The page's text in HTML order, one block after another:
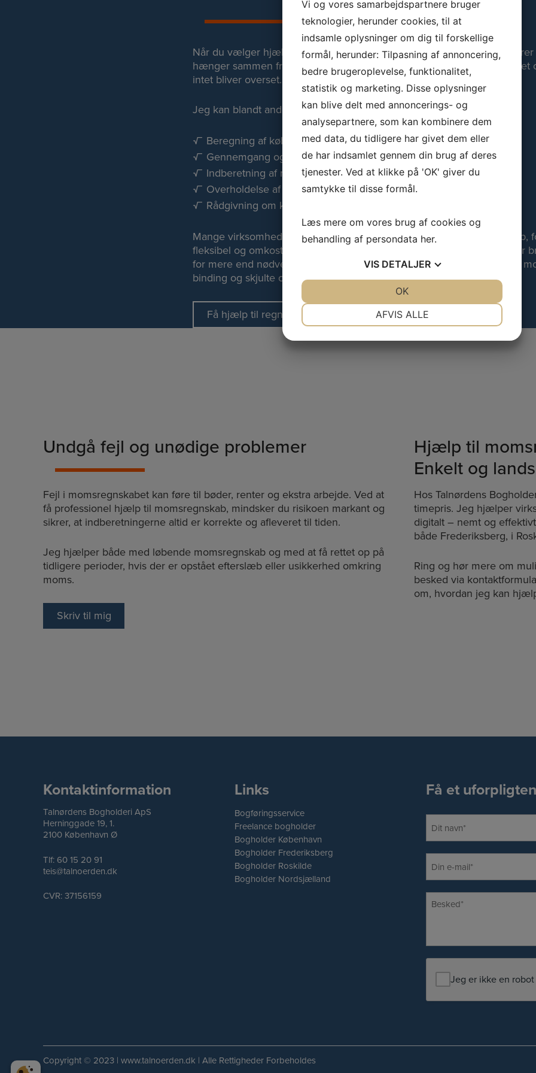
Når du vælger hjælp til momsregnskab hos Talnørdens Bogholderi, sikrer
hænger sammen fra bogføring til indberetning. Jeg arbejder struktureret
intet bliver overset.
Jeg kan blandt andet hjælpe med:
Beregning af købsmoms og salgsmoms
Gennemgang og afstemning af moms
Indberetning af moms
Overholdelse af momsfrister
Rådgivning om korrekt momshåndtering
Mange virksomheder vælger enfreelance bogholder
til momsregnskab,
fleksibel og omkostningseffektiv løsning. Du betaler kun for den tid, der
for mere end nødvendigt. Jeg tager enfast timepris på 399 kr.
ekskl.
binding og skjulte omkostninger.
Få hjælp til regnskabet
Undgå fejl og unødige problemer
Fejl i momsregnskabet kan føre til bøder, renter og ekstra arbejde. Ved at
få professionel hjælp til momsregnskab, mindsker du risikoen markant og
sikrer, at indberetningerne altid er korrekte og afleveret til tiden.
Jeg hjælper både med løbende momsregnskab og med at få rettet op på
tidligere perioder, hvis der er opstået efterslæb eller usikkerhed omkring
moms.
Skriv til mig
Hjælp til
Enkelt og
Hos Talnørdens
timepris. Jeg hjælper
digitalt – nemt og
både Frederiksberg, i
Ring og hør mere om
besked via
om, hvordan jeg kan
Kontaktinformation
Talnørdens Bogholderi ApS
Herninggade 19, 1.
2100 København Ø
Tlf: 60 15 20 91
teis@talnoerden.dk
CVR: 37156159
Links
Bogføringsservice
Freelance bogholder
Bogholder København
Bogholder Frederiksberg
Bogholder Roskilde
Bogholder Nordsjælland
Få et
*
*
e
Jeg er ikke en robot
Copyright © 2023 | www.talnoerden.dk | Alle Rettigheder Forbeholdes
Vi og vores samarbejdspartnere bruger
teknologier, herunder cookies, til at
indsamle oplysninger om dig til forskellige
formål, herunder: Tilpasning af annoncering,
bedre brugeroplevelse, funktionalitet,
statistik og marketing. Disse oplysninger
kan blive delt med annoncerings- og
analysepartnere, som kan kombinere dem
med data, du tidligere har givet dem eller
de har indsamlet gennem din brug af deres
tjenester. Ved at klikke på 'OK' giver du
samtykke til disse formål.
Læs mere om vores brug af cookies og
behandling af persondata her.
VIS DETALJER
AFVIS ALLE
OK